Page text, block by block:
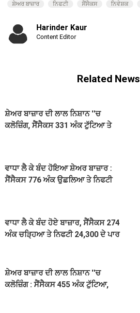
ਸ਼ੇਅਰ ਬਾਜ਼ਾਰ
ਨਿਫਟੀ ਸੈਂਸੈਕਸ ਨਿਵੇਸ਼ਕ
Harinder Kaur
Content Editor
Related News
ਸ਼ੇਅਰ ਬਾਜ਼ਾਰ ਦੀ ਲਾਲ ਨਿਸ਼ਾਨ ''ਚ
ਕਲੋਜ਼ਿੰਗ, ਸੈਂਸੈਕਸ 331 ਅੰਕ ਟੁੱਟਿਆ ਤੇ
ਵਾਧਾ ਲੈ ਕੇ ਬੰਦ ਹੋਇਆ ਸ਼ੇਅਰ ਬਾਜ਼ਾਰ :
ਸੈਂਸੈਕਸ 776 ਅੰਕ ਉਛਲਿਆ ਤੇ ਨਿਫਟੀ
ਵਾਧਾ ਲੈ ਕੇ ਬੰਦ ਹੋਏ ਬਾਜ਼ਾਰ, ਸੈਂਸੈਕਸ 274
ਅੰਕ ਚੜ੍ਹਿਆ ਤੇ ਨਿਫਟੀ 24,300 ਦੇ ਪਾਰ
ਸ਼ੇਅਰ ਬਾਜ਼ਾਰ ਦੀ ਲਾਲ ਨਿਸ਼ਾਨ ''ਚ
ਕਲੋਜ਼ਿੰਗ : ਸੈਂਸੈਕਸ 455 ਅੰਕ ਟੁੱਟਿਆ,